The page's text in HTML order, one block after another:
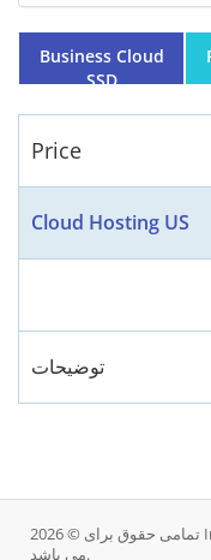
Business Cloud
SSD
Price
Cloud Hosting US
توضیحات
تمامی حقوق برای © 2026 Initiotech Solutions Pvt. Ltd.. محفوط
می باشد.